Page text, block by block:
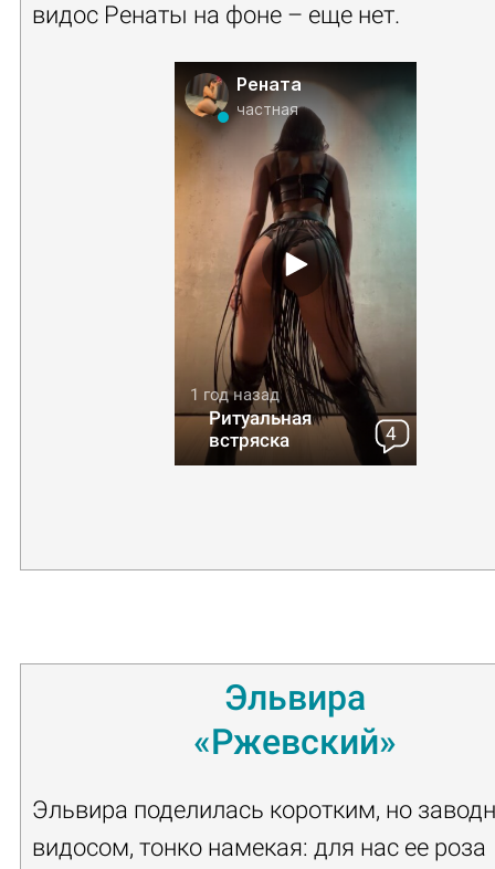
видос Ренаты на фоне – еще нет.
1 год назад
Ритуальная
встряска
4
Рената
частная
Эльвира
«Ржевский»
Эльвира поделилась коротким, но
видосом, тонко намекая: для нас ее роза